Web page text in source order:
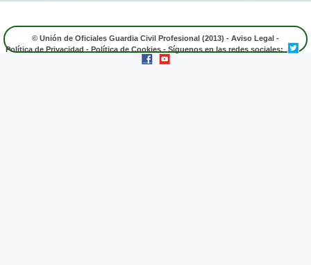
© Unión de Oficiales Guardia Civil Profesional (2013) - Aviso Legal -
Política de Privacidad - Política de Cookies - Síguenos en las redes sociales: